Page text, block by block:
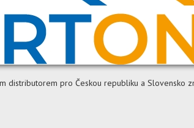
distributorem pro Českou republiku a Slovensko